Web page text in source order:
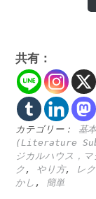
共有：
カテゴリー： 基
(Literature
ジカルハウス，マ
ク , やり方, レ
かし , 簡単